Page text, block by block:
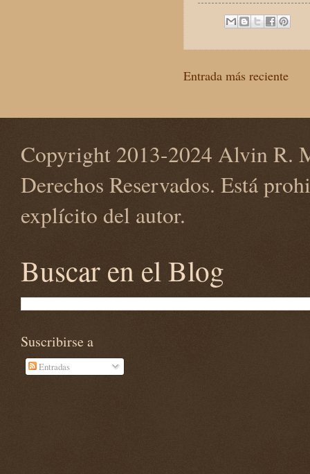
Entrada más reciente
Copyright 2013-2024 Alvin R.
Derechos Reservados. Está
explícito del autor.
Buscar en el Blog
Suscribirse a
Entradas